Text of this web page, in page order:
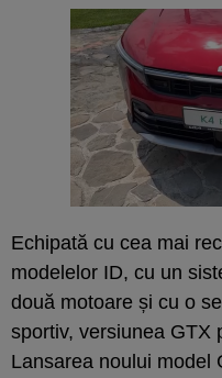
Echipată cu cea mai
modelelor ID, cu un
două motoare și cu o
sportiv, versiunea GTX
Lansarea noului model